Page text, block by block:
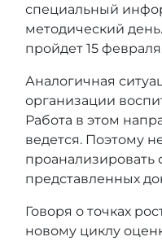
специальный
методический
пройдет 15
Аналогичная
организации
Работа в этом
ведется. Поэтому
представленных
Говоря о точках
новому циклу